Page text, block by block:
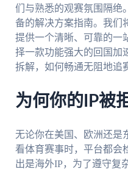
们与熟悉的观赛氛围隔绝
备的解决方案指南。我们
提供一个清晰、可靠的一
择一款功能强大的回国加
拆解，如何畅通无阻地追
为何你的IP被
无论你在美国、欧洲还是
看体育赛事时，平台都会
出是海外IP，为了遵守复